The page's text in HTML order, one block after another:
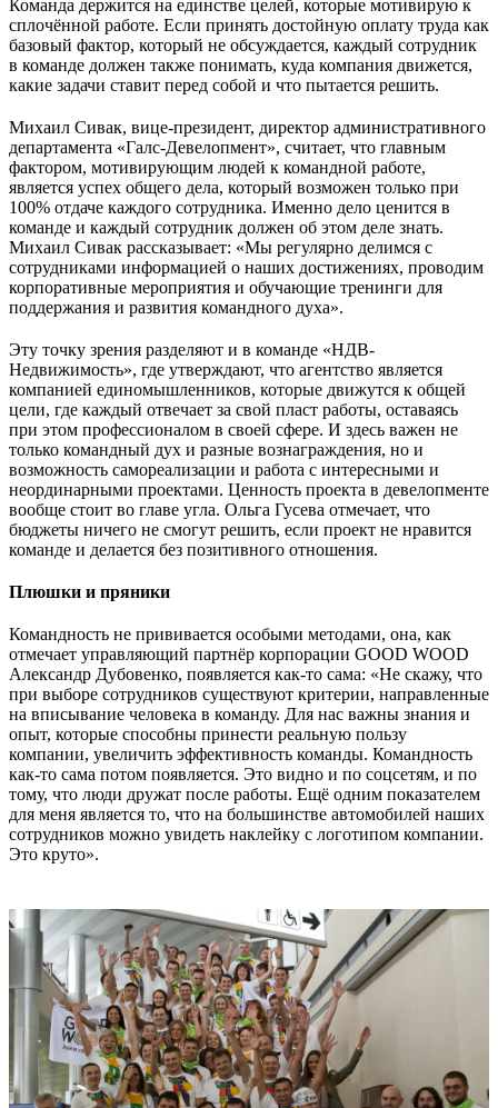
Команда держится на единстве целей, которые мотивирую к
сплочённой работе. Если принять достойную оплату труда как
базовый фактор, который не обсуждается, каждый сотрудник
в команде должен также понимать, куда компания движется,
какие задачи ставит перед собой и что пытается решить.
Михаил Сивак, вице-президент, директор административного
департамента «Галс-Девелопмент», считает, что главным
фактором, мотивирующим людей к командной работе,
является успех общего дела, который возможен только при
100% отдаче каждого сотрудника. Именно дело ценится в
команде и каждый сотрудник должен об этом деле знать.
Михаил Сивак рассказывает: «Мы регулярно делимся с
сотрудниками информацией о наших достижениях, проводим
корпоративные мероприятия и обучающие тренинги для
поддержания и развития командного духа».
Эту точку зрения разделяют и в команде «НДВ-
Недвижимость», где утверждают, что агентство является
компанией единомышленников, которые движутся к общей
цели, где каждый отвечает за свой пласт работы, оставаясь
при этом профессионалом в своей сфере. И здесь важен не
только командный дух и разные вознаграждения, но и
возможность самореализации и работа с интересными и
неординарными проектами. Ценность проекта в девелопменте
вообще стоит во главе угла. Ольга Гусева отмечает, что
бюджеты ничего не смогут решить, если проект не нравится
команде и делается без позитивного отношения.
Плюшки и пряники
Командность не прививается особыми методами, она, как
отмечает управляющий партнёр корпорации GOOD WOOD
Александр Дубовенко, появляется как-то сама: «Не скажу, что
при выборе сотрудников существуют критерии, направленные
на вписывание человека в команду. Для нас важны знания и
опыт, которые способны принести реальную пользу
компании, увеличить эффективность команды. Командность
как-то сама потом появляется. Это видно и по соцсетям, и по
тому, что люди дружат после работы. Ещё одним показателем
для меня является то, что на большинстве автомобилей наших
сотрудников можно увидеть наклейку с логотипом компании.
Это круто».